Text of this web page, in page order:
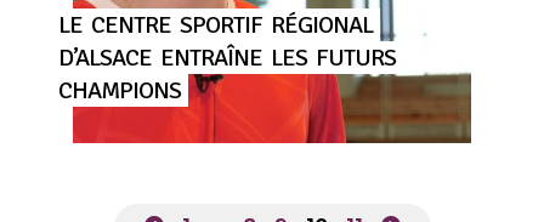
LE CENTRE SPORTIF RÉGIONAL
D’ALSACE ENTRAÎNE LES FUTURS
CHAMPIONS